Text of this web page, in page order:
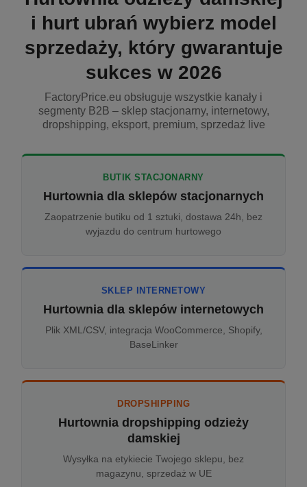
i hurt ubrań wybierz model
sprzedaży, który gwarantuje
sukces w 2026
FactoryPrice.eu obsługuje wszystkie kanały i
segmenty B2B – sklep stacjonarny, internetowy,
dropshipping, eksport, premium, sprzedaż live
BUTIK STACJONARNY
Hurtownia dla sklepów stacjonarnych
Zaopatrzenie butiku od 1 sztuki, dostawa 24h, bez
wyjazdu do centrum hurtowego
SKLEP INTERNETOWY
Hurtownia dla sklepów internetowych
Plik XML/CSV, integracja WooCommerce, Shopify,
BaseLinker
DROPSHIPPING
Hurtownia dropshipping odzieży
damskiej
Wysyłka na etykiecie Twojego sklepu, bez
magazynu, sprzedaż w UE